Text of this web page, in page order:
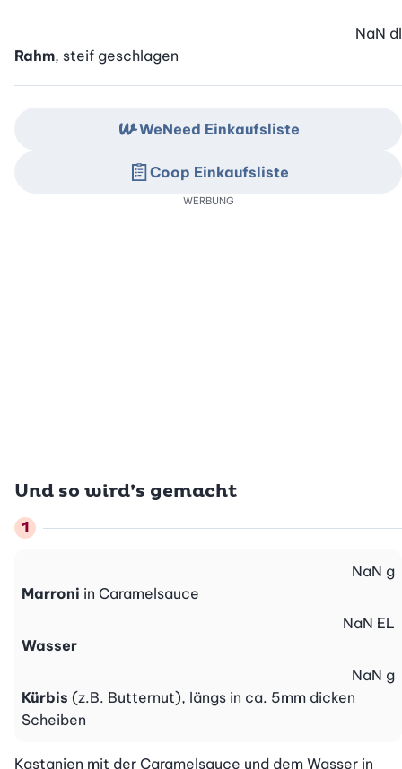
Rahm, steif geschlagen
NaN dl
Und so wird’s gemacht
Marroni in Caramelsauce
NaN g
Wasser
NaN EL
Kürbis (z.B. Butternut), längs in ca. 5mm dicken
Scheiben
NaN g
Kastanien mit der Caramelsauce und dem Wasser in
WeNeed Einkaufsliste
Coop Einkaufsliste
WERBUNG